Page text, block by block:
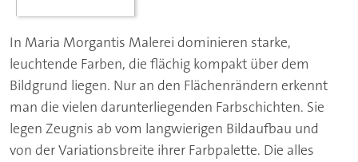
In Maria Morgantis Malerei dominieren starke,
leuchtende Farben, die flächig kompakt über dem
Bildgrund liegen. Nur an den Flächenrändern erkennt
man die vielen darunterliegenden Farbschichten. Sie
legen Zeugnis ab vom langwierigen Bildaufbau und
von der Variationsbreite ihrer Farbpalette. Die alles